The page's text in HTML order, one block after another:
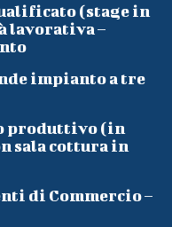
(stage in
lavorativa –
impianto a tre
produttivo (in
sala cottura in
di Commercio –